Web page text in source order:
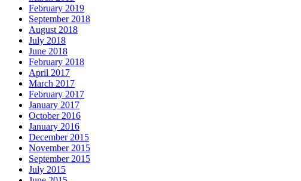
February 2019
September 2018
August 2018
July 2018
June 2018
February 2018
April 2017
March 2017
February 2017
January 2017
October 2016
January 2016
December 2015
November 2015
September 2015
July 2015